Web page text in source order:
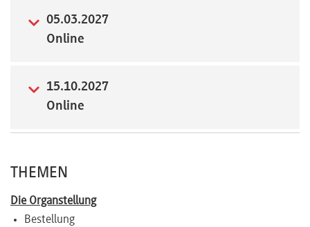
Newsletter
05.03.2027
Online
15.10.2027
Online
THEMEN
Die Organstellung
Bestellung